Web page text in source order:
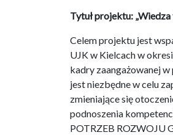
Tytuł projektu:
Celem projektu jest
UJK w Kielcach w
kadry zaangażowanej
jest niezbędne w celu
zmieniające się
podnoszenia
POTRZEB ROZWOJU